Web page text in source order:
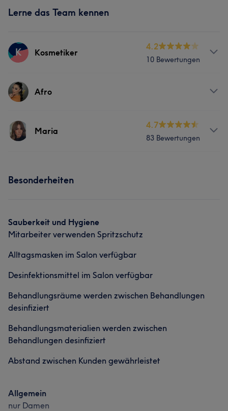
Lerne das Team kennen
K Kosmetiker
4.2
10 Bewertungen
Services
Kosmetische Zahnmedizin
Afro
Services
Portfolio
Maria
4.7
83 Bewertungen
Was unsere Kunden über Maria sagen
Sympathisch
Besonderheiten
Sauberkeit und Hygiene
Mitarbeiter verwenden Spritzschutz
Alltagsmasken im Salon verfügbar
Desinfektionsmittel im Salon verfügbar
Behandlungsräume werden zwischen Behandlungen
desinfiziert
Behandlungsmaterialien werden zwischen
Behandlungen desinfiziert
Abstand zwischen Kunden gewährleistet
Allgemein
nur Damen